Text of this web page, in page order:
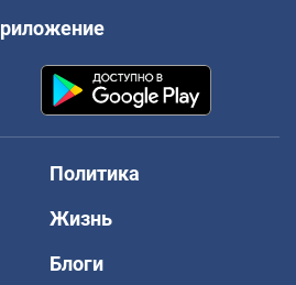
Политика
Жизнь
Блоги